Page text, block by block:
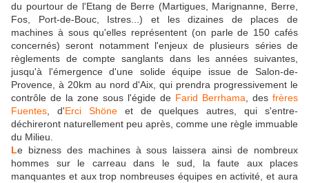
du pourtour de l'Etang de Berre (Martigues, Marignanne, Berre,
Fos, Port-de-Bouc, Istres...) et les dizaines de places de
machines à sous qu'elles représentent (on parle de 150 cafés
concernés) seront notamment l'enjeux de plusieurs séries de
règlements de compte sanglants dans les années suivantes,
jusqu'à l'émergence d'une solide équipe issue de Salon-de-
Provence, à 20km au nord d'Aix, qui prendra progressivement le
contrôle de la zone sous l'égide de Farid Berrhama , des frères
Fuentes , d'Erci Shöneet de quelques autres, qui s'entre-
déchireront naturellement peu après, comme une règle immuable
du Milieu.
Le bizness des machines à sous laissera ainsi de nombreux
hommes sur le carreau dans le sud, la faute aux places
manquantes et aux trop nombreuses équipes en activité, et aura